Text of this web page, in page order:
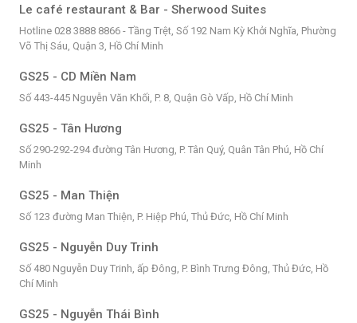
Le café restaurant & Bar - Sherwood Suites
Hotline 028 3888 8866 - Tầng Trệt, Số 192 Nam Kỳ Khởi Nghĩa, Phường
Võ Thị Sáu, Quận 3, Hồ Chí Minh
GS25 - CD Miền Nam
Số 443-445 Nguyễn Văn Khối, P. 8, Quận Gò Vấp, Hồ Chí Minh
GS25 - Tân Hương
Số 290-292-294 đường Tân Hương, P. Tân Quý, Quân Tân Phú, Hồ Chí
Minh
GS25 - Man Thiện
Số 123 đường Man Thiện, P. Hiệp Phú, Thủ Đức, Hồ Chí Minh
GS25 - Nguyễn Duy Trinh
Số 480 Nguyễn Duy Trinh, ấp Đông, P. Bình Trưng Đông, Thủ Đức, Hồ
Chí Minh
GS25 - Nguyễn Thái Bình